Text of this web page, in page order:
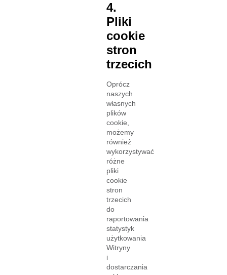
4.
Pliki
cookie
stron
trzecich
Oprócz
naszych
własnych
plików
cookie,
możemy
również
wykorzystywać
różne
pliki
cookie
stron
trzecich
do
raportowania
statystyk
użytkowania
Witryny
i
dostarczania